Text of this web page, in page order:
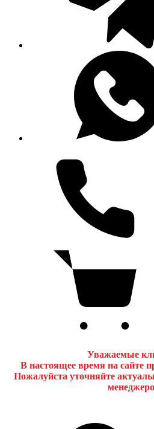
Уважаемые
В настоящее время на сайте
Пожалуйста уточняйте